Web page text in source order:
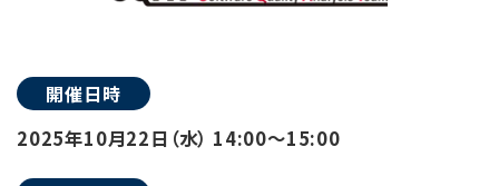
開催日時
2025年10月22日（水） 14:00～15:00